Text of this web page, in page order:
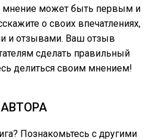
мнение может быть первым и
о своих впечатлениях,
и отзывами. Ваш отзыв
сделать правильный
делиться своим мнением!
Познакомьтесь с другими